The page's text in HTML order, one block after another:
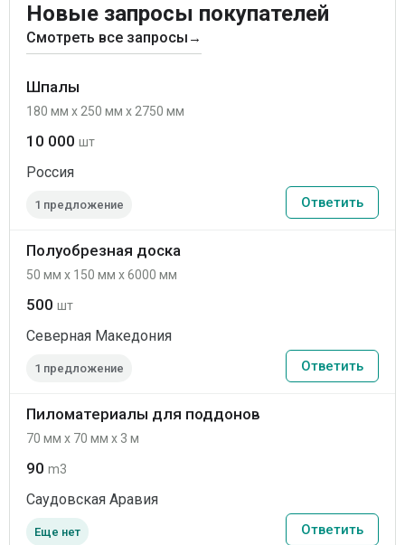
Новые запросы покупателей
Смотреть все запросы →
Шпалы
180 мм x 250 мм x 2750 мм
10 000 шт
Россия
1 предложение Ответить
Полуобрезная доска
50 мм x 150 мм x 6000 мм
500 шт
Северная Македония
1 предложение Ответить
Пиломатериалы для поддонов
70 мм x 70 мм x 3 м
90 m3
Саудовская Аравия
Еще нет Ответить